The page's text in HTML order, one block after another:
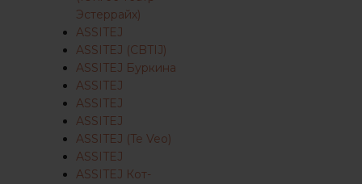
Эстеррайх)
ASSITEJ
ASSITEJ (CBTIJ)
ASSITEJ Буркина
ASSITEJ
ASSITEJ
ASSITEJ
ASSITEJ (Te Veo)
ASSITEJ
ASSITEJ Кот-